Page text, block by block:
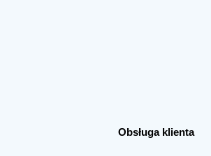
Obsługa klienta